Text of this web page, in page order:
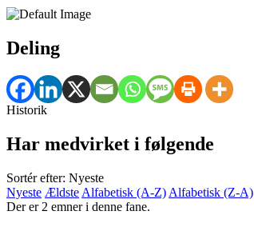
Deling
Historik
Har medvirket i følgende
Sortér efter: Nyeste
Nyeste Ældste Alfabetisk (A-Z) Alfabetisk (Z-A)
Der er 2 emner i denne fane.